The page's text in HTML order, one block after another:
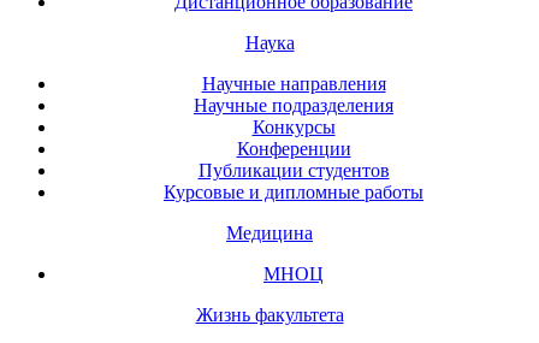
Наука
Научные направления
Научные подразделения
Конкурсы
Конференции
Публикации студентов
Курсовые и дипломные работы
Медицина
МНОЦ
Жизнь факультета